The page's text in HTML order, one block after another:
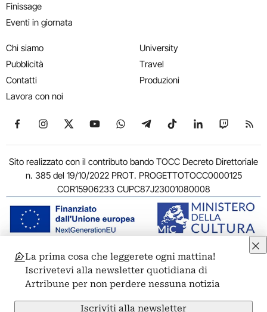
Finissage
Eventi in giornata
Chi siamo
Pubblicità
Contatti
Lavora con noi
University
Travel
Produzioni
Seguici su Facebook
Seguici su Instagram
Seguici su X
Seguici su YouTube
Seguici su WhatsApp
Seguici su Telegram
Seguici su TikTok
Seguici su
Seguici
Sito realizzato con il contributo bando TOCC Decreto Direttoriale
n. 385 del 19/10/2022 PROT. PROGETTOTOCC0000125
COR15906233 CUPC87J23001080008
© 2011-2026 ARTRIBUNE srl – Corso Vittorio Emanuele II, 287 –
00186 Roma - P.I. 11381581005
Privacy: Responsabile della protezione dei dati personali
ARTRIBUNE srl – Corso Vittorio Emanuele II, 287 – 00186 Roma
La prima cosa che leggerete ogni mattina!
Iscrivetevi alla newsletter quotidiana di
Artribune per non perdere nessuna notizia
Iscriviti alla newsletter